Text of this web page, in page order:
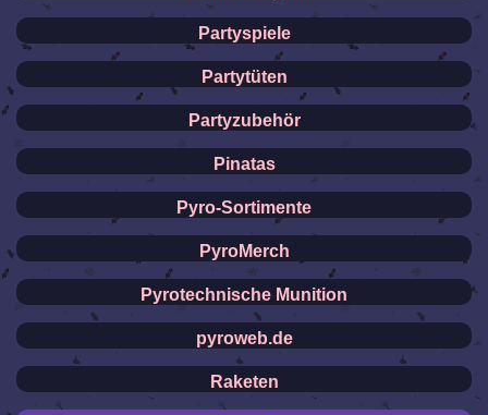
Partyspiele
Partytüten
Partyzubehör
Pinatas
Pyro-Sortimente
PyroMerch
Pyrotechnische Munition
pyroweb.de
Raketen